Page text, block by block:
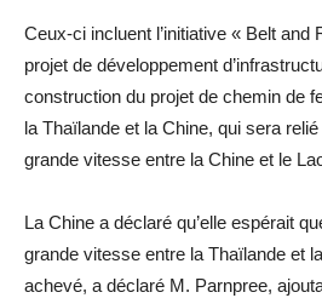
Ceux-ci incluent l’initiative « Belt and
projet de développement
construction du projet de chemin de
la Thaïlande et la Chine, qui sera
grande vitesse entre la Chine et le
La Chine a déclaré qu’elle espérait
grande vitesse entre la Thaïlande et
achevé, a déclaré M. Parnpree,